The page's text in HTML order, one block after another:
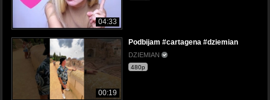
04:33
00:19
Podbijam #cartagena #dziemian
DZIEMIAN
480p